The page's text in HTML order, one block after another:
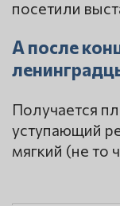
А после
Получается
уступающий
мягкий (не то